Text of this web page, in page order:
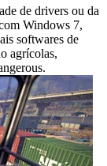
de drivers ou da
Windows 7,
softwares de
agrícolas,